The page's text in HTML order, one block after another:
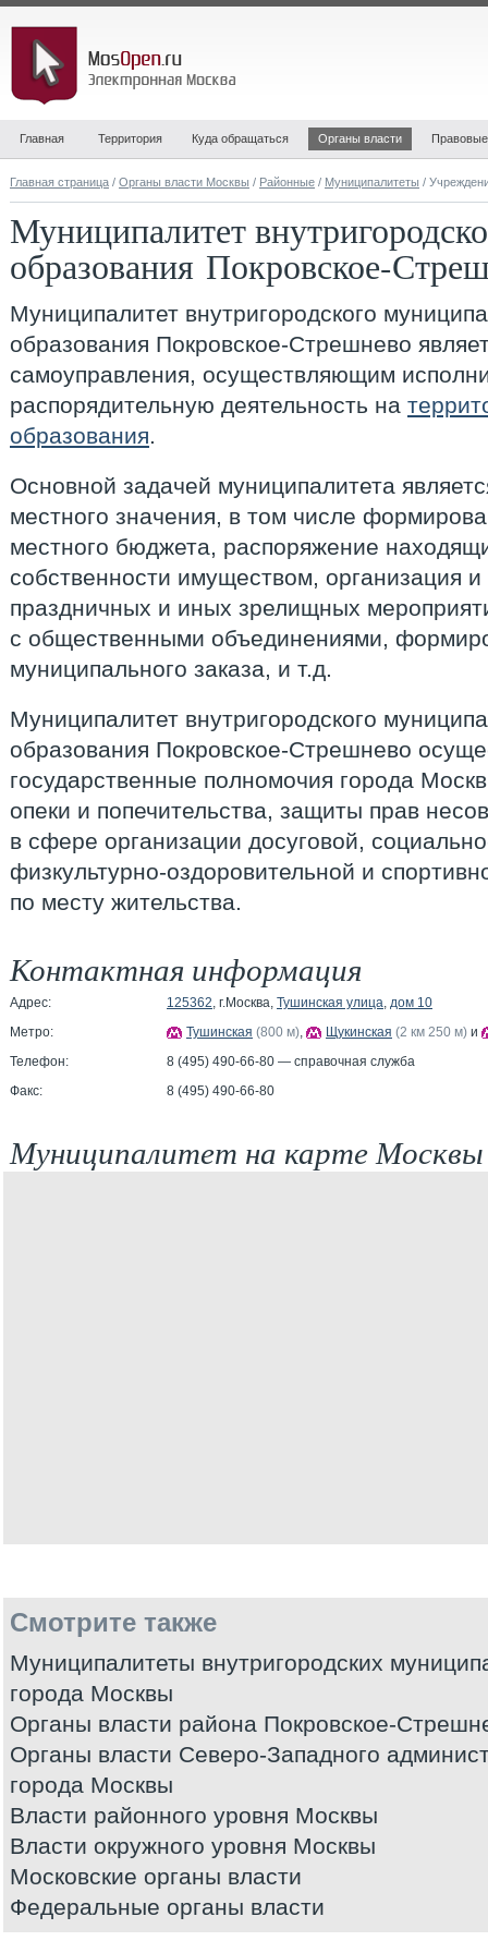
Главная Территория Куда обращаться Органы власти
Главная страница / Органы власти Москвы / Районные / Муниципалитеты /
Муниципалитет
образования Покровское-
Муниципалитет внутригородского
образования Покровское-Стрешнево
самоуправления, осуществляющим
распорядительную деятельность на
образования.
Основной задачей муниципалитета
местного значения, в том числе
местного бюджета, распоряжение
собственности имуществом, организация
праздничных и иных зрелищных
с общественными объединениями,
муниципального заказа, и т.д.
Муниципалитет внутригородского
образования Покровское-Стрешнево
государственные полномочия города
опеки и попечительства, защиты прав
в сфере организации досуговой,
физкультурно-оздоровительной и
по месту жительства.
Контактная информация
Адрес: 125362, г.Москва, Тушинская улица, дом 10
Метро:
Тушинская (800 м), Щукинская (2 км 250 м) и
Телефон:
8 (495) 490-66-80 — справочная служба
Факс:
8 (495) 490-66-80
Муниципалитет на карте Москвы
Смотрите также
Муниципалитеты внутригородских
города Москвы
Органы власти района Покровское-
Органы власти Северо-Западного
города Москвы
Власти районного уровня Москвы
Власти окружного уровня Москвы
Московские органы власти
Федеральные органы власти